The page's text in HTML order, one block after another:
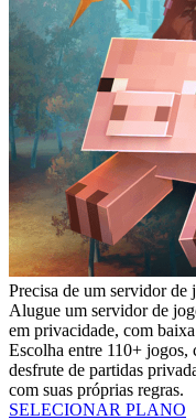
Precisa de um servidor de
Alugue um servidor de
em privacidade, com
Escolha entre 110+ jogos,
desfrute de partidas
com suas próprias regras.
SELECIONAR PLANO